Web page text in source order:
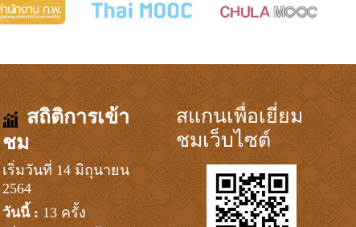
สถิติการเข้า
ชม
เริ่มวันที่ 14 มิถุนายน
2564
วันนี้ : 13 ครั้ง
สแกนเพื่อเยี่ยม
ชมเว็บไซต์